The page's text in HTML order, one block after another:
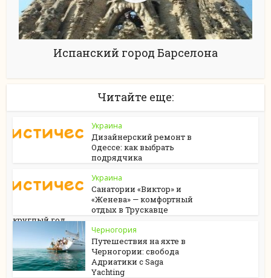
Испанский город Барселона
Читайте еще:
Украина
Дизайнерский ремонт в
Одессе: как выбрать
подрядчика
Украина
Санатории «Виктор» и
«Женева» — комфортный
отдых в Трускавце
круглый год
Черногория
Путешествия на яхте в
Черногории: свобода
Адриатики с Saga
Yachting